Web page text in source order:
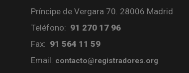
Príncipe de Vergara 70. 28006 Madrid
Teléfono: 91 270 17 96
Fax: 91 564 11 59
Email: contacto@registradores.org